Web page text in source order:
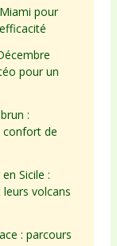
pour
pour un
:
confort de
Sicile :
volcans
: parcours